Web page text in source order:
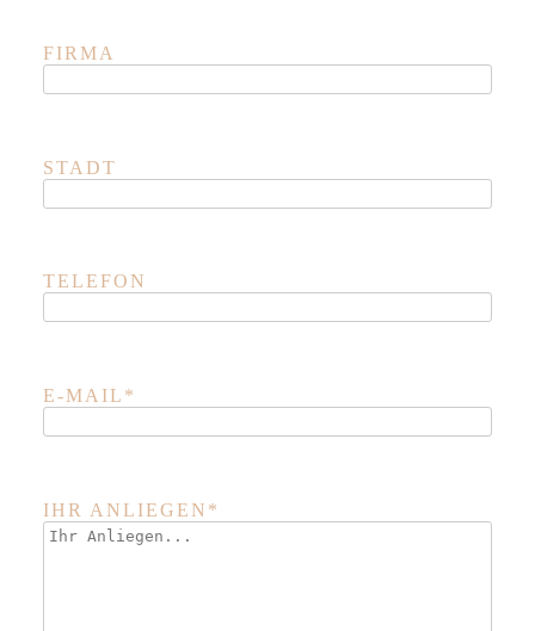
FIRMA
STADT
TELEFON
E-MAIL*
IHR ANLIEGEN*